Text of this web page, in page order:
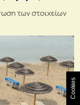
των στοιχείων
Cookies